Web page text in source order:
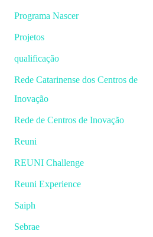
Programa Nascer
Projetos
qualificação
Rede Catarinense dos Centros de
Inovação
Rede de Centros de Inovação
Reuni
REUNI Challenge
Reuni Experience
Saiph
Sebrae